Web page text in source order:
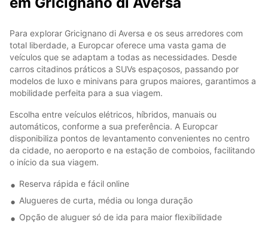
Para explorar Gricignano di Aversa e os seus arredores com
total liberdade, a Europcar oferece uma vasta gama de
veículos que se adaptam a todas as necessidades. Desde
carros citadinos práticos a SUVs espaçosos, passando por
modelos de luxo e minivans para grupos maiores, garantimos a
mobilidade perfeita para a sua viagem.
Escolha entre veículos elétricos, híbridos, manuais ou
automáticos, conforme a sua preferência. A Europcar
disponibiliza pontos de levantamento convenientes no centro
da cidade, no aeroporto e na estação de comboios, facilitando
o início da sua viagem.
Reserva rápida e fácil online
Alugueres de curta, média ou longa duração
Opção de aluguer só de ida para maior flexibilidade